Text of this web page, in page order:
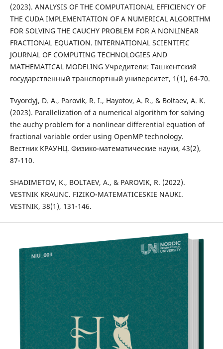
(2023). ANALYSIS OF THE COMPUTATIONAL EFFICIENCY OF
THE CUDA IMPLEMENTATION OF A NUMERICAL ALGORITHM
FOR SOLVING THE CAUCHY PROBLEM FOR A NONLINEAR
FRACTIONAL EQUATION. INTERNATIONAL SCIENTIFIC
JOURNAL OF COMPUTING TECHNOLOGIES AND
MATHEMATICAL MODELING Учредители: Ташкентский
государственный транспортный университет, 1(1), 64-70.
Tvyordyj, D. A., Parovik, R. I., Hayotov, A. R., & Boltaev, A. K.
(2023). Parallelization of a numerical algorithm for solving
the auchy problem for a nonlinear differential equation of
fractional variable order using OpenMP technology.
Вестник КРАУНЦ. Физико-математические науки, 43(2),
87-110.
SHADIMETOV, K., BOLTAEV, A., & PAROVIK, R. (2022).
VESTNIK KRAUNC. FIZIKO-MATEMATIСESKIE NAUKI.
VESTNIK, 38(1), 131-146.